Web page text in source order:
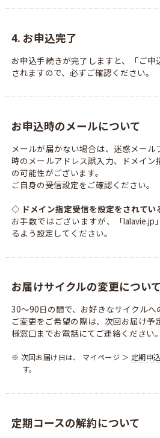
4. お申込完了
お申込手続きが完了しますと、「ご
されますので、必ずご確認ください。
お申込時のメールについて
メールが届かない場合は、迷惑メー
時のメールアドレス誤入力、ドメイン
の可能性がございます。
ご自身の受信設定をご確認ください。
◇ ドメイン指定受信を設定をされてい
お手数ではございますが、「lalavie.jp
るよう設定してください。
お届けサイクルの変更について
30～90日の間で、お好きなサイクルへ
ご変更をご希望の際は、次回お届け予
様窓口までお電話にてご連絡ください。
※ 次回お届け日は、 マイページ ＞ 定期申
す。
定期コースの解約について